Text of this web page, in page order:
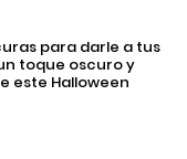
para darle a tus
toque oscuro y
este Halloween